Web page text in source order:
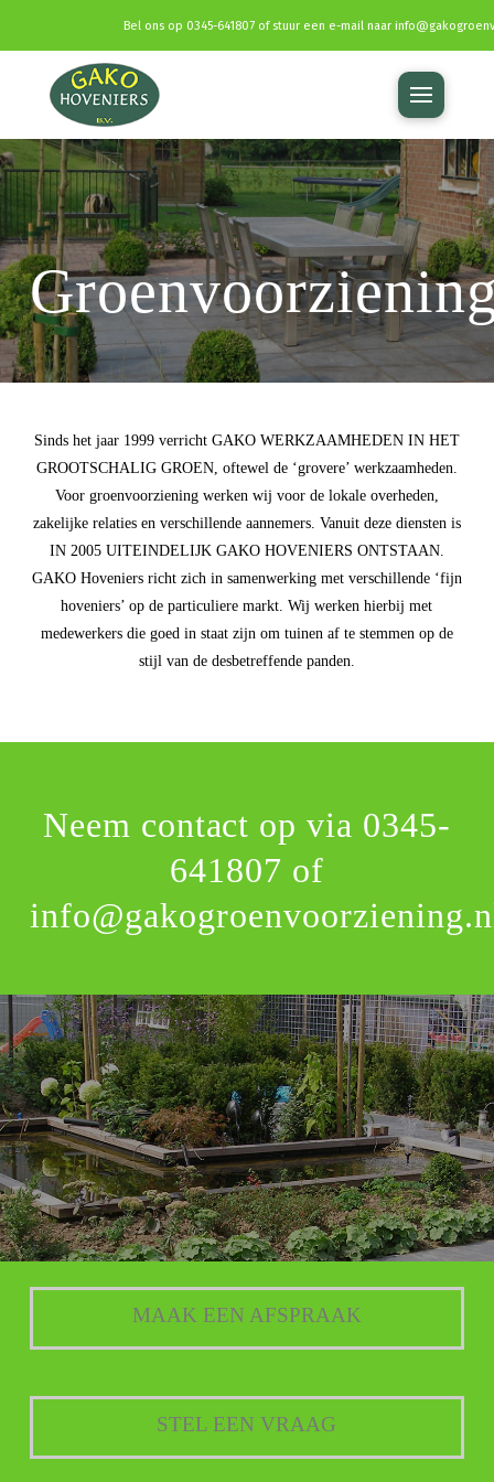
Bel ons op 0345-641807 of stuur een e-mail naar
Sinds het jaar 1999 verricht GAKO WERKZAAMHEDEN IN HET
GROOTSCHALIG GROEN, oftewel de ‘grovere’ werkzaamheden.
Voor groenvoorziening werken wij voor de lokale overheden,
zakelijke relaties en verschillende aannemers. Vanuit deze diensten is
IN 2005 UITEINDELIJK GAKO HOVENIERS ONTSTAAN.
GAKO Hoveniers richt zich in samenwerking met verschillende ‘fijn
hoveniers’ op de particuliere markt. Wij werken hierbij met
medewerkers die goed in staat zijn om tuinen af te stemmen op de
stijl van de desbetreffende panden.
Neem contact op via 0345-
641807 of
MAAK EEN AFSPRAAK
STEL EEN VRAAG